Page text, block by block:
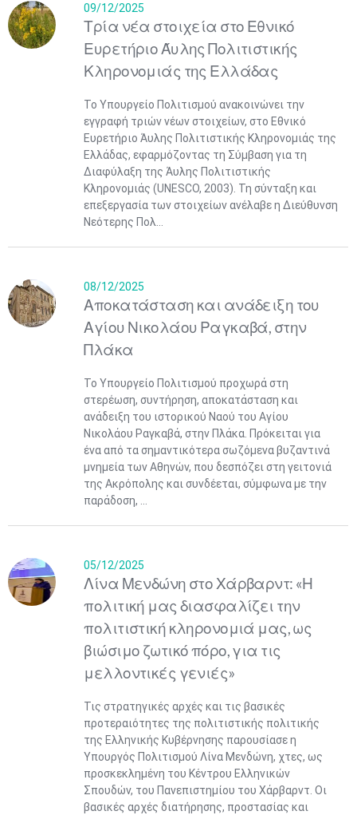
09/12/2025
Τρία νέα στοιχεία στο Εθνικό
Ευρετήριο Άυλης Πολιτιστικής
Κληρονομιάς της Ελλάδας
Το Υπουργείο Πολιτισμού ανακοινώνει την
εγγραφή τριών νέων στοιχείων, στο Εθνικό
Ευρετήριο Άυλης Πολιτιστικής Κληρονομιάς της
Ελλάδας, εφαρμόζοντας τη Σύμβαση για τη
Διαφύλαξη της Άυλης Πολιτιστικής
Κληρονομιάς (UNESCO, 2003). Τη σύνταξη και
επεξεργασία των στοιχείων ανέλαβε η Διεύθυνση
Νεότερης Πολ...
08/12/2025
Αποκατάσταση και ανάδειξη του
Αγίου Νικολάου Ραγκαβά, στην
Πλάκα
Το Υπουργείο Πολιτισμού προχωρά στη
στερέωση, συντήρηση, αποκατάσταση και
ανάδειξη του ιστορικού Ναού του Αγίου
Νικολάου Ραγκαβά, στην Πλάκα. Πρόκειται για
ένα από τα σημαντικότερα σωζόμενα βυζαντινά
μνημεία των Αθηνών, που δεσπόζει στη γειτονιά
της Ακρόπολης και συνδέεται, σύμφωνα με την
παράδοση, ...
05/12/2025
Λίνα Μενδώνη στο Χάρβαρντ: «Η
πολιτική μας διασφαλίζει την
πολιτιστική κληρονομιά μας, ως
βιώσιμο ζωτικό πόρο, για τις
μελλοντικές γενιές»
Τις στρατηγικές αρχές και τις βασικές
προτεραιότητες της πολιτιστικής πολιτικής
της Ελληνικής Κυβέρνησης παρουσίασε η
Υπουργός Πολιτισμού Λίνα Μενδώνη, χτες, ως
προσκεκλημένη του Κέντρου Ελληνικών
Σπουδών, του Πανεπιστημίου του Χάρβαρντ. Οι
βασικές αρχές διατήρησης, προστασίας και